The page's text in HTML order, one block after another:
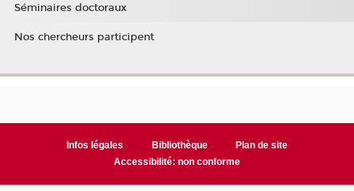
Séminaires doctoraux
Nos chercheurs participent
Infos légales Bibliothèque
Plan de site
Accessibilité: non conforme